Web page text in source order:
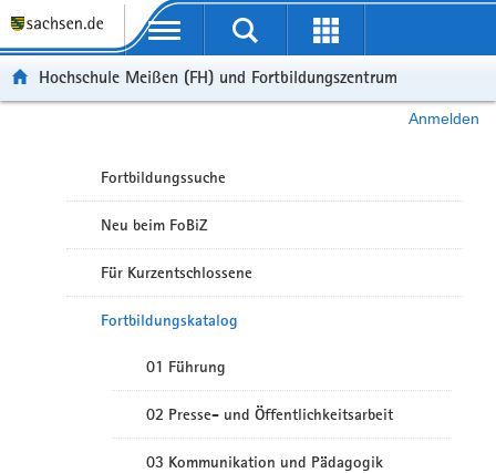
Portalübergreifende Navigation
Hochschule Meißen (FH) und Fortbildungszentrum
Anmelden
Fortbildungssuche
Neu beim FoBiZ
Für Kurzentschlossene
Fortbildungskatalog
01 Führung
02 Presse- und Öffentlichkeitsarbeit
03 Kommunikation und Pädagogik